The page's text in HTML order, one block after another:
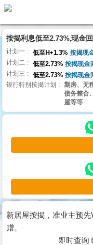
理
主
页
搵
楼/
交
业
主
宅
谷
按
按揭利息低至2.73%,现金
计划一 低至H+1.3% 按揭现
计划二 低至2.73% 按揭现金
计划三 低至2.73% 按揭现金
银行特别按揭计划
劏房、无
债务整合
屋等等
新居屋按揭，准业主预
赠。
即时查询